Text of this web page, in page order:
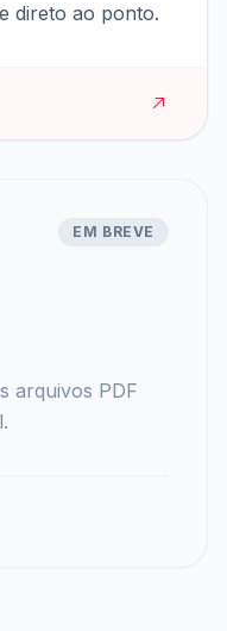
direto ao ponto.
EM BREVE
arquivos PDF